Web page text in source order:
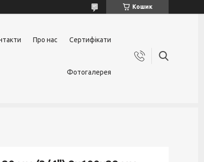
Кошик
Про нас Сертифікати
Фотогалерея